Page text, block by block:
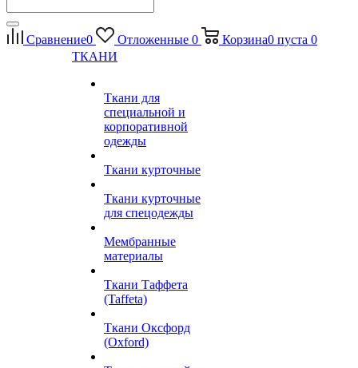
Сравнение0 Отложенные 0 Корзина0 пуста 0
ТКАНИ
Ткани для
специальной и
корпоративной
одежды
Ткани курточные
Ткани курточные
для спецодежды
Мембранные
материалы
Ткани Таффета
(Taffeta)
Ткани Оксфорд
(Oxford)